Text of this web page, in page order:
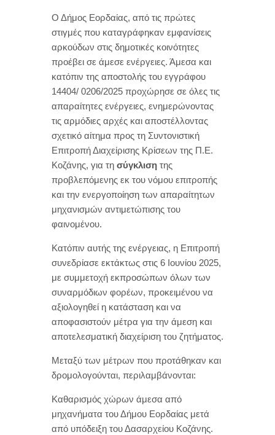
Ο Δήμος Εορδαίας, από τις πρώτες
στιγμές που καταγράφηκαν εμφανίσεις
αρκούδων στις δημοτικές κοινότητες
προέβει σε άμεσε ενέργειες. Άμεσα και
κατόπιν της αποστολής του εγγράφου
14404/ 0206/2025 προχώρησε σε όλες τις
απαραίτητες ενέργειες, ενημερώνοντας
τις αρμόδιες αρχές και αποστέλλοντας
σχετικό αίτημα προς τη Συντονιστική
Επιτροπή Διαχείρισης Κρίσεων της Π.Ε.
Κοζάνης, για τη σύγκλιση της
προβλεπόμενης εκ του νόμου επιτροπής
και την ενεργοποίηση των απαραίτητων
μηχανισμών αντιμετώπισης του
φαινομένου.
Κατόπιν αυτής της ενέργειας, η Επιτροπή
συνεδρίασε εκτάκτως στις 6 Ιουνίου 2025,
με συμμετοχή εκπροσώπων όλων των
συναρμόδιων φορέων, προκειμένου να
αξιολογηθεί η κατάσταση και να
αποφασιστούν μέτρα για την άμεση και
αποτελεσματική διαχείριση του ζητήματος.
Μεταξύ των μέτρων που προτάθηκαν και
δρομολογούνται, περιλαμβάνονται:
Καθαρισμός χώρων άμεσα από
μηχανήματα του Δήμου Εορδαίας μετά
από υπόδειξη του Δασαρχείου Κοζάνης.